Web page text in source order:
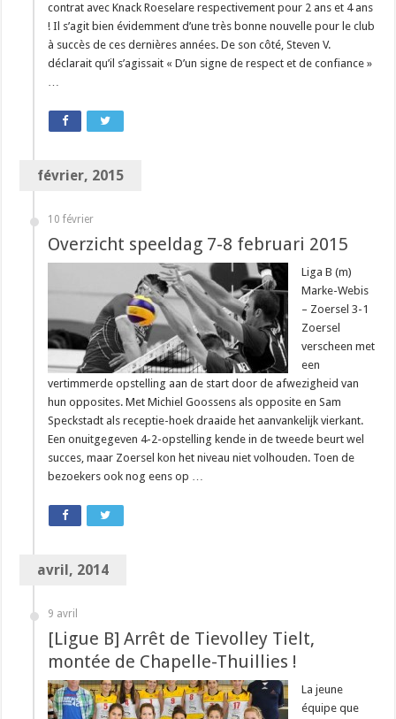
contrat avec Knack Roeselare respectivement pour 2 ans et 4 ans
! Il s’agit bien évidemment d’une très bonne nouvelle pour le club
à succès de ces dernières années. De son côté, Steven V.
déclarait qu’il s’agissait « D’un signe de respect et de confiance »
…
février, 2015
10 février
Overzicht speeldag 7-8 februari 2015
Liga B (m)
Marke-Webis
– Zoersel 3-1
Zoersel
verscheen met
een
vertimmerde opstelling aan de start door de afwezigheid van
hun opposites. Met Michiel Goossens als opposite en Sam
Speckstadt als receptie-hoek draaide het aanvankelijk vierkant.
Een onuitgegeven 4-2-opstelling kende in de tweede beurt wel
succes, maar Zoersel kon het niveau niet volhouden. Toen de
bezoekers ook nog eens op …
avril, 2014
9 avril
[Ligue B] Arrêt de Tievolley Tielt,
montée de Chapelle-Thuillies !
La jeune
équipe que